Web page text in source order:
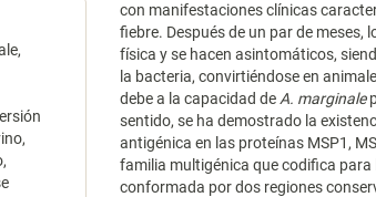
con manifestaciones clínicas
fiebre. Después de un par de
física y se hacen asintomáticos,
la bacteria, convirtiéndose en
debe a la capacidad de A. marginale
sentido, se ha demostrado la
antigénica en las proteínas MSP1,
familia multigénica que codifica para
conformada por dos regiones